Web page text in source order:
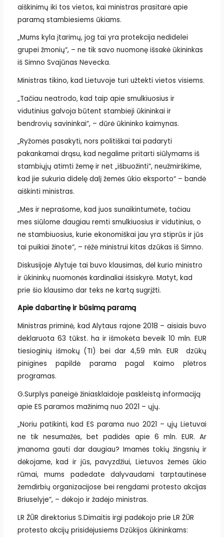
aiškinimų iki tos vietos, kai ministras prasitarė apie
paramą stambiesiems ūkiams.
„Mums kyla įtarimų, jog tai yra protekcija nedidelei
grupei žmonių“, – ne tik savo nuomonę išsakė ūkininkas
iš Simno Svajūnas Nevecka.
Ministras tikino, kad Lietuvoje turi užtekti vietos visiems.
„Tačiau neatrodo, kad taip apie smulkiuosius ir
vidutinius galvoja būtent stambieji ūkininkai ir
bendrovių savininkai“, – dūrė ūkininko kaimynas.
„Ryžomės pasakyti, nors politiškai tai padaryti
pakankamai drąsu, kad negalime pritarti siūlymams iš
stambiųjų atimti žemę ir net „išbuožinti“, neužmirškime,
kad jie sukuria didelę dalį žemės ūkio eksporto“ – bandė
aiškinti ministras.
„Mes ir neprašome, kad juos sunaikintumėte, tačiau
mes siūlome daugiau remti smulkiuosius ir vidutinius, o
ne stambiuosius, kurie ekonomiškai jau yra stiprūs ir jūs
tai puikiai žinote“, – rėžė ministrui kitas dzūkas iš Simno.
Diskusijoje Alytuje tai buvo klausimas, dėl kurio ministro
ir ūkininkų nuomonės kardinaliai išsiskyrė. Matyt, kad
prie šio klausimo dar teks ne kartą sugrįžti.
Apie dabartinę ir būsimą paramą
Ministras priminė, kad Alytaus rajone 2018 – aisiais buvo
deklaruota 63 tūkst. ha ir išmokėta beveik 10 mln. EUR
tiesioginių išmokų (TI) bei dar 4,59 mln. EUR dzūkų
pinigines papildė parama pagal Kaimo plėtros
programas.
G.Surplys paneigė žiniasklaidoje paskleistą informaciją
apie ES paramos mažinimą nuo 2021 – ųjų.
„Noriu patikinti, kad ES parama nuo 2021 – ųjų Lietuvai
ne tik nesumažės, bet padidės apie 6 mln. EUR. Ar
įmanoma gauti dar daugiau? Imamės tokių žingsnių ir
dėkojame, kad ir jūs, pavyzdžiui, Lietuvos žemės ūkio
rūmai, mums padedate dalyvaudami tarptautinėse
žemdirbių organizacijose bei rengdami protesto akcijas
Briuselyje“, – dėkojo ir žadėjo ministras.
LR ŽŪR direktorius S.Dimaitis irgi padėkojo prie LR ŽŪR
protesto akcijų prisidėjusiems Dzūkijos ūkininkams: